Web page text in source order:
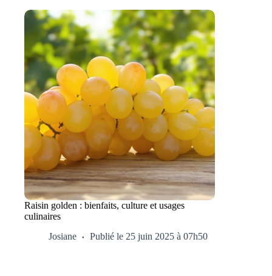
Raisin golden : bienfaits, culture et usages
culinaires
Josiane
Publié le 25 juin 2025 à 07h50